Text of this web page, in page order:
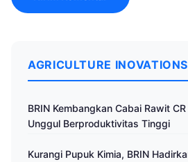
AGRICULTURE INOVATIONS
BRIN Kembangkan Cabai Rawit
Unggul Berproduktivitas Tinggi
Kurangi Pupuk Kimia, BRIN